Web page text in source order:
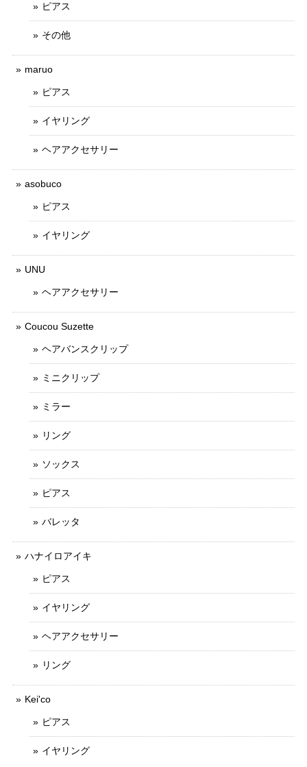
ピアス
その他
maruo
ピアス
イヤリング
ヘアアクセサリー
asobuco
ピアス
イヤリング
UNU
ヘアアクセサリー
Coucou Suzette
ヘアバンスクリップ
ミニクリップ
ミラー
リング
ソックス
ピアス
バレッタ
ハナイロアイキ
ピアス
イヤリング
ヘアアクセサリー
リング
Kei'co
ピアス
イヤリング